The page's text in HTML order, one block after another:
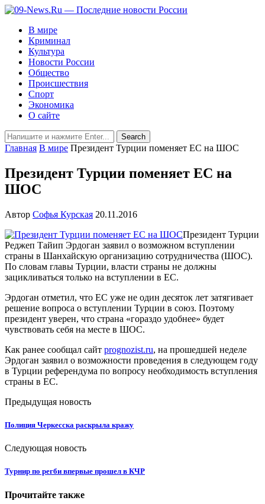
В мире
Криминал
Культура
Новости России
Общество
Происшествия
Спорт
Экономика
О сайте
Главная В мире Президент Турции поменяет ЕС на ШОС
Президент Турции поменяет ЕС на
ШОС
Автор Софья Курская 20.11.2016
Президент Турции
Реджеп Тайип Эрдоган заявил о возможном вступлении
страны в Шанхайскую организацию сотрудничества (ШОС).
По словам главы Турции, власти страны не должны
зацикливаться только на вступлении в ЕС.
Эрдоган отметил, что ЕС уже не один десяток лет затягивает
решение вопроса о вступлении Турции в союз. Поэтому
президент уверен, что страна «гораздо удобнее» будет
чувствовать себя на месте в ШОС.
Как ранее сообщал сайт prognozist.ru, на прошедшей неделе
Эрдоган заявил о возможности проведения в следующем году
в Турции референдума по вопросу необходимость вступления
страны в ЕС.
Предыдущая новость
Полиция Черкесска раскрыла кражу
Следующая новость
Турнир по регби впервые прошел в КЧР
Прочитайте также